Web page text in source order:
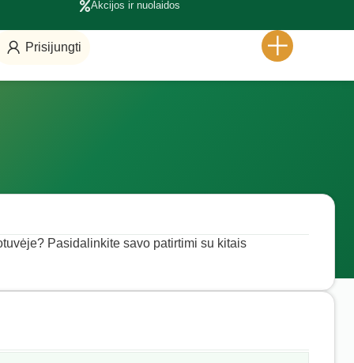
Akcijos ir nuolaidos
Prisijungti
Pasidalinkite savo patirtimi su kitais